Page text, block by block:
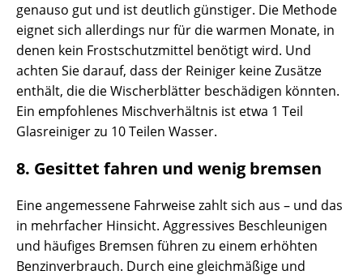
genauso gut und ist deutlich günstiger. Die Methode
eignet sich allerdings nur für die warmen Monate, in
denen kein Frostschutzmittel benötigt wird. Und
achten Sie darauf, dass der Reiniger keine Zusätze
enthält, die die Wischerblätter beschädigen könnten.
Ein empfohlenes Mischverhältnis ist etwa 1 Teil
Glasreiniger zu 10 Teilen Wasser.
8. Gesittet fahren und wenig bremsen
Eine angemessene Fahrweise zahlt sich aus – und das
in mehrfacher Hinsicht. Aggressives Beschleunigen
und häufiges Bremsen führen zu einem erhöhten
Benzinverbrauch. Durch eine gleichmäßige und